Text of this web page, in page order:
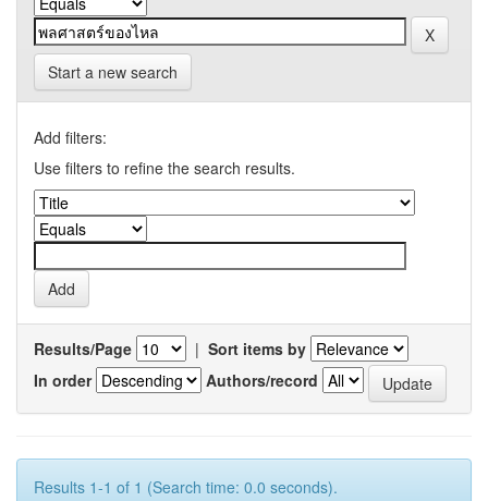
Start a new search
Add filters:
Use filters to refine the search results.
Results/Page | Sort items by
In order
Authors/record
Results 1-1 of 1 (Search time: 0.0 seconds).